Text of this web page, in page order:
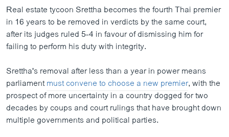
Real estate tycoon Srettha becomes the fourth Thai premier
in 16 years to be removed in verdicts by the same court,
after its judges ruled 5-4 in favour of dismissing him for
failing to perform his duty with integrity.
Srettha's removal after less than a year in power means
parliamentmust convene to choose a new premier, with the
prospect of more uncertainty in a country dogged for two
decades by coups and court rulings that have brought down
multiple governments and political parties.